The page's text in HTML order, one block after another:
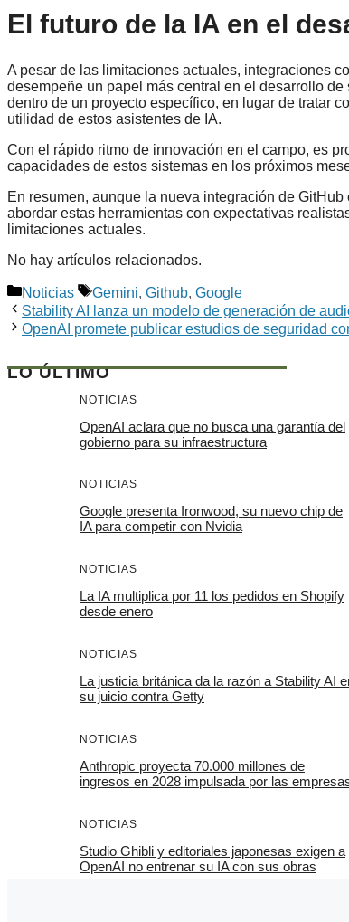
El futuro de la IA en el
A pesar de las limitaciones actuales, integraciones
desempeñe un papel más central en el desarrollo
dentro de un proyecto específico, en lugar de tratar
utilidad de estos asistentes de IA.
Con el rápido ritmo de innovación en el campo, es
capacidades de estos sistemas en los próximos
En resumen, aunque la nueva integración de
abordar estas herramientas con expectativas
limitaciones actuales.
No hay artículos relacionados.
Categorías
Noticias Etiquetas
Gemini, Github, Google
Stability AI lanza un modelo de generación de
OpenAI promete publicar estudios de seguridad
LO ÚLTIMO
NOTICIAS
OpenAI aclara que no busca una garantía del
gobierno para su infraestructura
NOTICIAS
Google presenta Ironwood, su nuevo chip de
IA para competir con Nvidia
NOTICIAS
La IA multiplica por 11 los pedidos en Shopify
desde enero
NOTICIAS
La justicia británica da la razón a Stability AI
su juicio contra Getty
NOTICIAS
Anthropic proyecta 70.000 millones de
ingresos en 2028 impulsada por las
NOTICIAS
Studio Ghibli y editoriales japonesas exigen a
OpenAI no entrenar su IA con sus obras